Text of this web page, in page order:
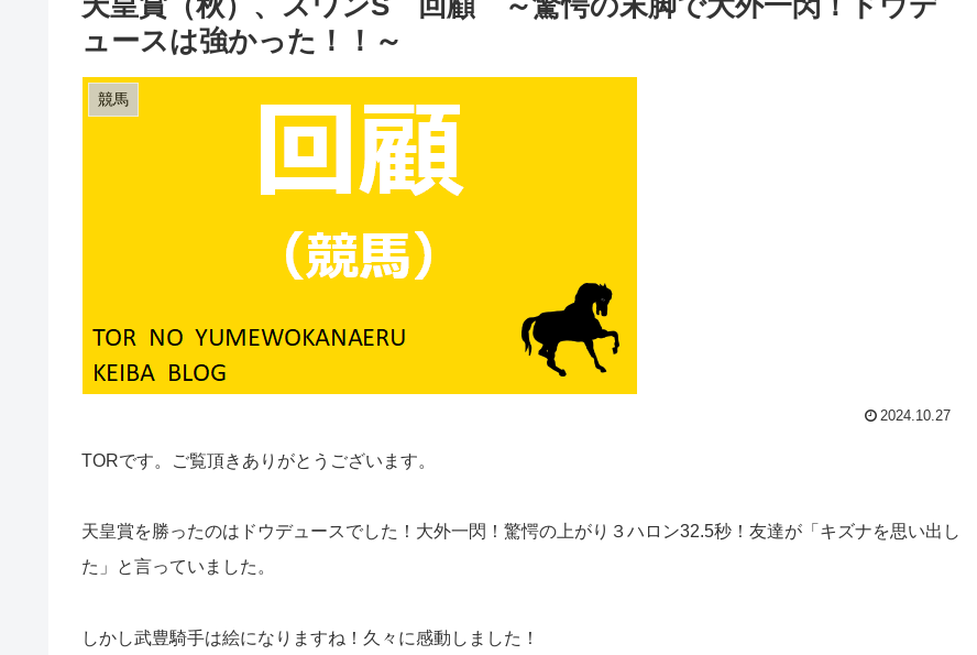
ュースは強かった！！～
競馬
2024.10.27
TORです。ご覧頂きありがとうございます。
天皇賞を勝ったのはドウデュースでした！大外一閃！驚愕の上がり３ハロン32.5秒！友達が「キズナを思い出し
た」と言っていました。
しかし武豊騎手は絵になりますね！久々に感動しました！